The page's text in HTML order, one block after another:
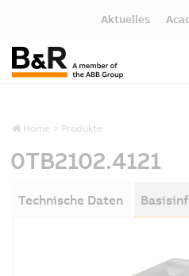
Aktuelles
Home Produkte
0TB2102.4121
Technische Daten